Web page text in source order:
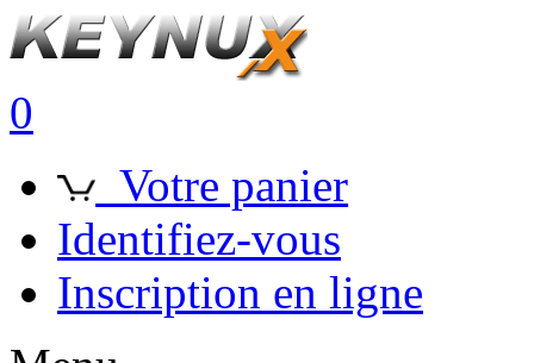
0
Votre panier
Identifiez-vous
Inscription en ligne